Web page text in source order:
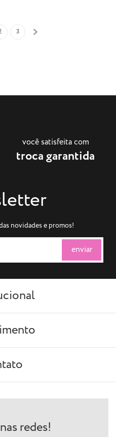
3
você satisfeita com
troca garantida
novidades e promos!
redes!